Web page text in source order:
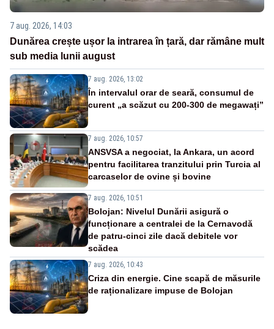
7 aug. 2026, 14:03
Dunărea crește ușor la intrarea în țară, dar rămâne mult
sub media lunii august
7 aug. 2026, 13:02
În intervalul orar de seară, consumul de
curent „a scăzut cu 200-300 de megawați”
7 aug. 2026, 10:57
ANSVSA a negociat, la Ankara, un acord
pentru facilitarea tranzitului prin Turcia al
carcaselor de ovine și bovine
7 aug. 2026, 10:51
Bolojan: Nivelul Dunării asigură o
funcționare a centralei de la Cernavodă
de patru-cinci zile dacă debitele vor
scădea
7 aug. 2026, 10:43
Criza din energie. Cine scapă de măsurile
de raționalizare impuse de Bolojan